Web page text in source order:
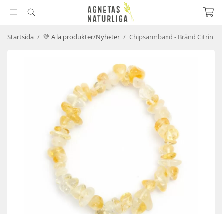
Startsida / 💚 Alla produkter/Nyheter / Chipsarmband - Bränd Citrin